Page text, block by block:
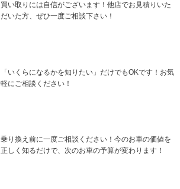
買い取りには自信がございます！他店でお見積りいた
だいた方、ぜひ一度ご相談下さい！
「いくらになるかを知りたい」だけでもOKです！お気
軽にご相談ください！
乗り換え前に一度ご相談ください！今のお車の価値を
正しく知るだけで、次のお車の予算が変わります！